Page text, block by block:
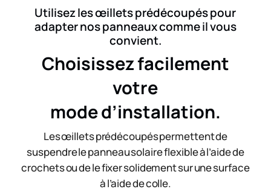
Utilisez les œillets prédécoupés pour
adapter nos panneaux comme il vous
convient.
Choisissez facilement
votre
mode d’installation.
Les œillets prédécoupés permettent de
suspendre le panneau solaire flexible à l’aide de
crochets ou de le fixer solidement sur une surface
à l’aide de colle.